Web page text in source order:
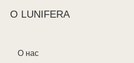
О LUNIFERA
О нас